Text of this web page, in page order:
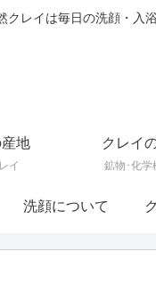
クレイは毎日の洗顔・入
地
イ
クレイ
鉱物･化学
洗顔について